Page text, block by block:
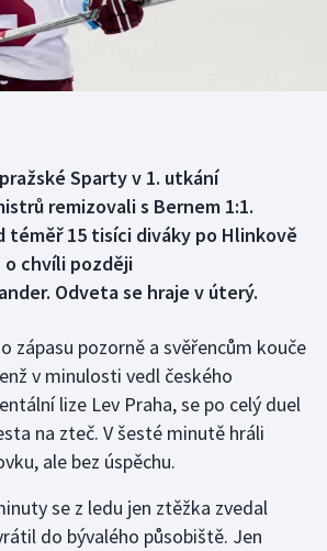
Sparty v 1. utkání
remizovali s Bernem 1:1.
téměř 15 tisíci diváky po Hlinkově
o chvíli později
Odveta se hraje v úterý.
zápasu pozorně a svěřencům kouče
v minulosti vedl českého
lize Lev Praha, se po celý duel
na zteč. V šesté minutě hráli
ale bez úspěchu.
se z ledu jen ztěžka zvedal
do bývalého působiště. Jen